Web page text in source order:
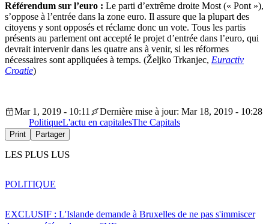
Référendum sur l’euro : Le parti d’extrême droite Most (« Pont »),
s’oppose à l’entrée dans la zone euro. Il assure que la plupart des
citoyens y sont opposés et réclame donc un vote. Tous les partis
présents au parlement ont accepté le projet d’entrée dans l’euro, qui
devrait intervenir dans les quatre ans à venir, si les réformes
nécessaires sont appliquées à temps. (Željko Trkanjec, Euractiv
Croatie)
Mar 1, 2019 - 10:11
Dernière mise à jour: Mar 18, 2019 - 10:28
PolitiqueL'actu en capitalesThe Capitals
Print Partager
LES PLUS LUS
EXCLUSIF : L'Islande demande à Bruxelles de ne pas s'immiscer
POLITIQUE